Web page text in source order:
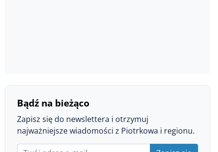
Bądź na bieżąco
Zapisz się do newslettera i otrzymuj
najważniejsze wiadomości z Piotrkowa i regionu.